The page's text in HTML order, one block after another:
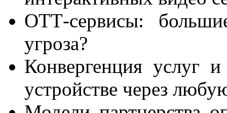
ОТТ-сервисы:
угроза?
Конвергенция услуг
устройстве через